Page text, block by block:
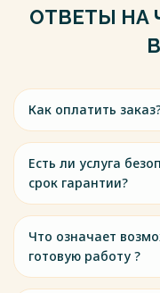
ОТВЕТЫ НА
Как оплатить
Есть ли услуга
срок гарантии?
Что означает
готовую работу ?